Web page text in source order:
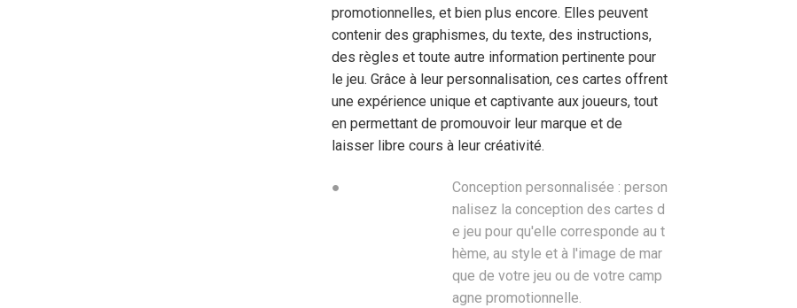
promotionnelles, et bien plus encore. Elles peuvent
contenir des graphismes, du texte, des instructions,
des règles et toute autre information pertinente pour
le jeu. Grâce à leur personnalisation, ces cartes offrent
une expérience unique et captivante aux joueurs, tout
en permettant de promouvoir leur marque et de
laisser libre cours à leur créativité.
●
Conception personnalisée : person
nalisez la conception des cartes d
e jeu pour qu'elle corresponde au t
hème, au style et à l'image de mar
que de votre jeu ou de votre camp
agne promotionnelle.